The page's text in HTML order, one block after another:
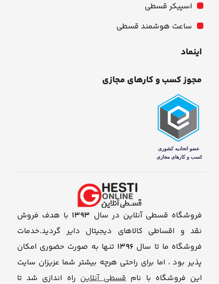
اسپیکر قسطی
ساعت هوشمند قسطی
اینماد
مجوز کسب و کارهای مجازی
فروشگاه قسطی آنلاین در سال 1393 با هدف فروش
نقد و اقساطی کالاهای دیجیتال دایر گردید.خدمات
فروشگاه ما تا سال 1396 تنها به صورت حضوری امکان
پذیر بود ، اما برای راحتی هرچه بیشتر شما عزیزان سایت
این فروشگاه با نامقسطی آنلاین راه اندازی شد تا